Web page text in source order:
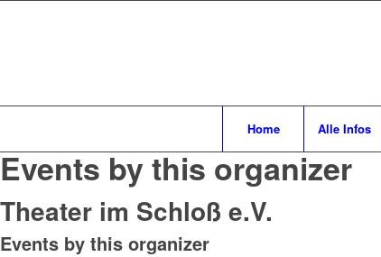
Home Alle Infos
Events by this organizer
Theater im Schloß e.V.
Events by this organizer